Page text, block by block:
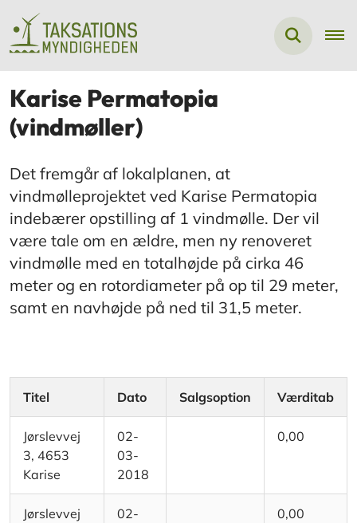
Karise Permatopia
(vindmøller)
Det fremgår af lokalplanen, at
vindmølleprojektet ved Karise Permatopia
indebærer opstilling af 1 vindmølle. Der vil
være tale om en ældre, men ny renoveret
vindmølle med en totalhøjde på cirka 46
meter og en rotordiameter på op til 29 meter,
samt en navhøjde på ned til 31,5 meter.
Titel Dato Salgsoption Værditab
Jørslevvej
3, 4653
Karise
02-
03-
2018
0,00
Jørslevvej
02-
0,00